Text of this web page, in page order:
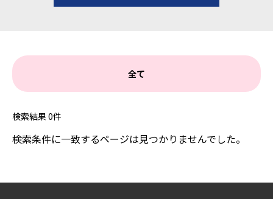
全て
検索結果 0件
検索条件に一致するページは見つかりませんでした。